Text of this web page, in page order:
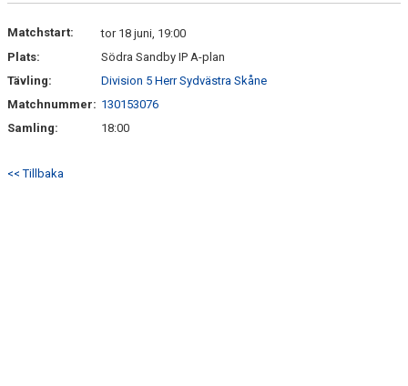
Matchstart:
tor 18 juni, 19:00
Plats:
Södra Sandby IP A-plan
Tävling:
Division 5 Herr Sydvästra Skåne
Matchnummer: 130153076
Samling:
18:00
<< Tillbaka